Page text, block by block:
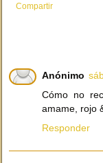
Compartir
Anónimo
Cómo no
amame, rojo
Responder